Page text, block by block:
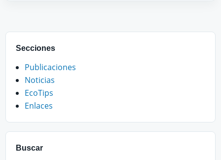
Secciones
Publicaciones
Noticias
EcoTips
Enlaces
Buscar